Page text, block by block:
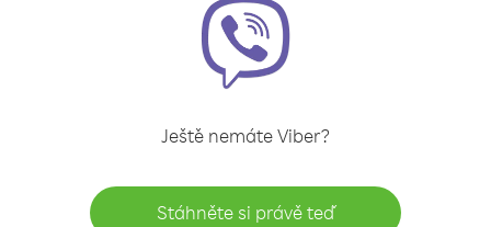
Ještě nemáte Viber?
Stáhněte si právě teď